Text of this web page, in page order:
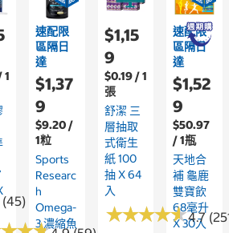
1
速配限
區隔日
達
$1,37
9
$9.20 /
1粒
Sports
Researc
H
Omega-
3 濃縮魚
$1,15
9
$0.19 / 1
張
舒潔 三
層抽取
式衛生
紙 100
抽 X 64
入
★★★★★
★★★★★4.7
速配限
區隔日
達
$1,52
9
$50.97
/ 1瓶
天地合
補 龜鹿
雙寶飲
68毫升
X 30入